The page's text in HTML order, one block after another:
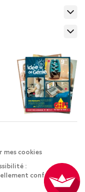
mes cookies
:
conforme